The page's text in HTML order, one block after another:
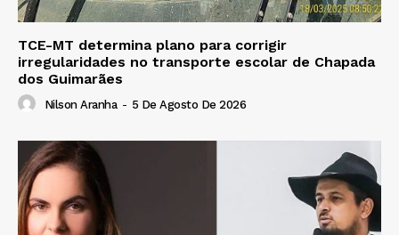
TCE-MT determina plano para corrigir
irregularidades no transporte escolar de Chapada
dos Guimarães
Nilson Aranha - 5 De Agosto De 2026